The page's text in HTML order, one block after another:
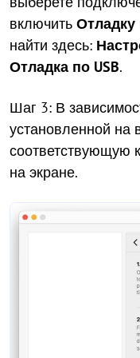
включить Отладку
найти здесь:
Отладка по USB.
Шаг 3: В
установленной на
соответствующую
на экране.